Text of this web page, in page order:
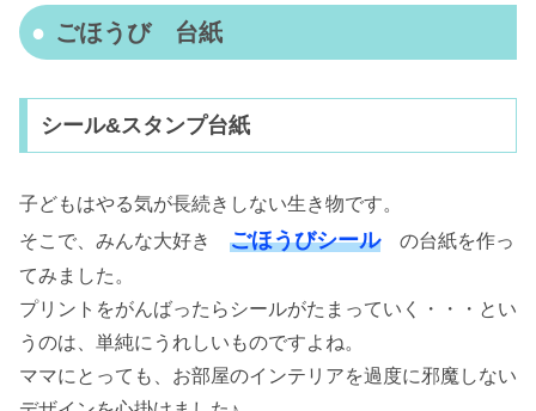
ごほうび 台紙
シール&スタンプ台紙
子どもはやる気が長続きしない生き物です。
そこで、みんな大好き ごほうびシールの台紙を作っ
てみました。
プリントをがんばったらシールがたまっていく・・・とい
うのは、単純にうれしいものですよね。
ママにとっても、お部屋のインテリアを過度に邪魔しない